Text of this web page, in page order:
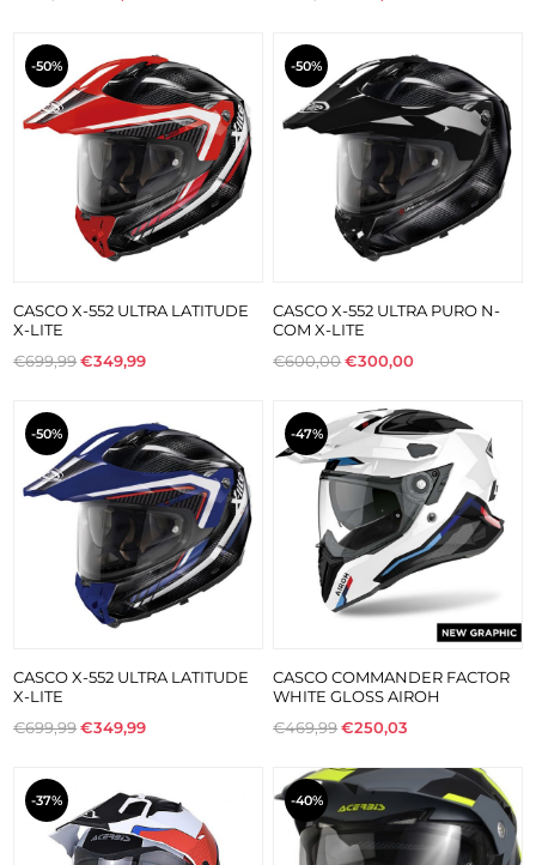
-50%
CASCO X-552 ULTRA LATITUDE
X-LITE
€699,99€349,99
-50%
CASCO X-552 ULTRA PURO N-
COM X-LITE
€600,00€300,00
-50%
CASCO X-552 ULTRA LATITUDE
X-LITE
€699,99€349,99
-47%
CASCO COMMANDER FACTOR
WHITE GLOSS AIROH
€469,99€250,03
-37% -40%